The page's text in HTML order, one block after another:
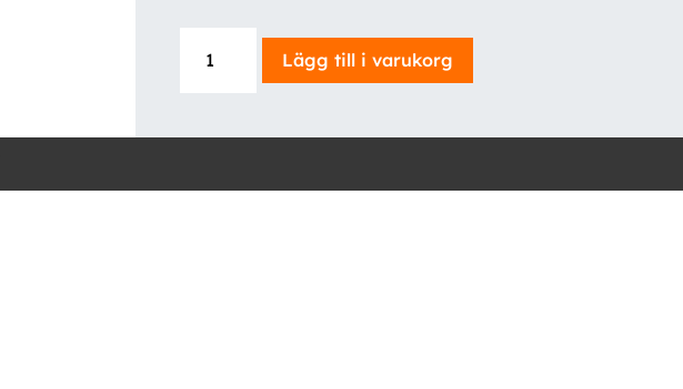
30W
Lägg till i varukorg